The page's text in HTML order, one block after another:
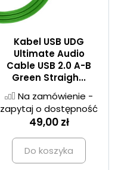
Kabel USB UDG
Ultimate Audio
Cable USB 2.0 A-B
Green Straigh...
Na zamówienie -
zapytaj o dostępność
49,00 zł
Do koszyka